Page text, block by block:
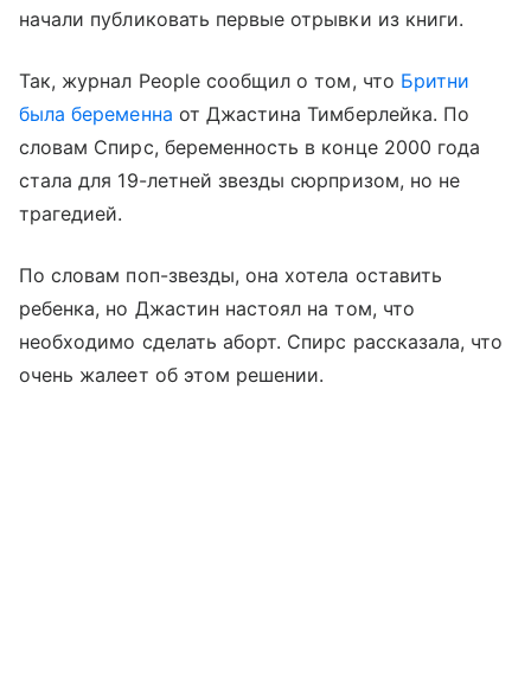
начали публиковать первые отрывки из книги.
Так, журнал People сообщил о том, что Бритни
была беременна от Джастина Тимберлейка. По
словам Спирс, беременность в конце 2000 года
стала для 19-летней звезды сюрпризом, но не
трагедией.
По словам поп-звезды, она хотела оставить
ребенка, но Джастин настоял на том, что
необходимо сделать аборт. Спирс рассказала, что
очень жалеет об этом решении.